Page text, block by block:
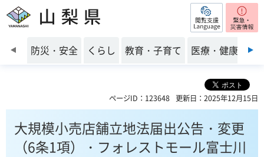
山梨県 閲覧支援
前のスライドを表示
防災・安全 くらし 教育・子育て 医療・健康・福
ページID：123648 更新日：2025年12月15日
大規模小売店舗立地法届出公告・変更
（6条1項）・フォレストモール富士川